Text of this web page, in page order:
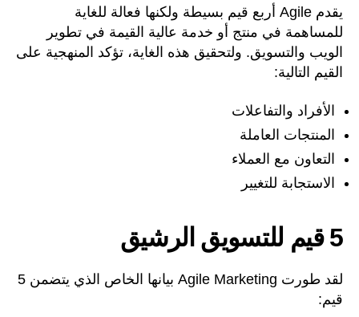
يقدم Agile أربع قيم بسيطة ولكنها فعالة للغاية
للمساهمة في منتج أو خدمة عالية القيمة في تطوير
الويب والتسويق. ولتحقيق هذه الغاية، تؤكد المنهجية على
القيم التالية:
الأفراد والتفاعلات
المنتجات العاملة
التعاون مع العملاء
الاستجابة للتغيير
5 قيم للتسويق الرشيق
لقد طورت Agile Marketing بيانها الخاص الذي يتضمن 5
قيم: